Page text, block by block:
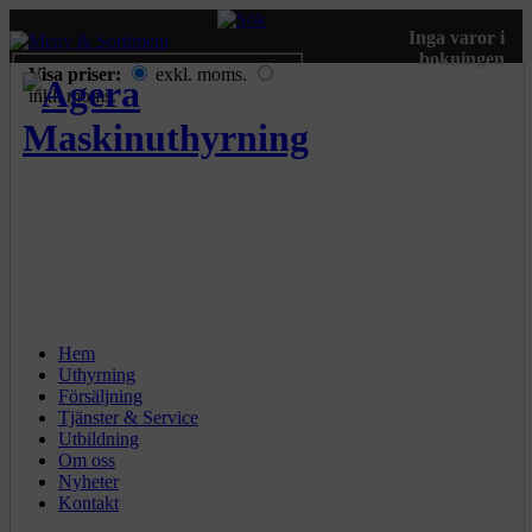
Inga varor i
bokningen
Visa priser:
exkl. moms.
inkl. moms.
Hem
Uthyrning
Försäljning
Tjänster & Service
Utbildning
Om oss
Nyheter
Kontakt